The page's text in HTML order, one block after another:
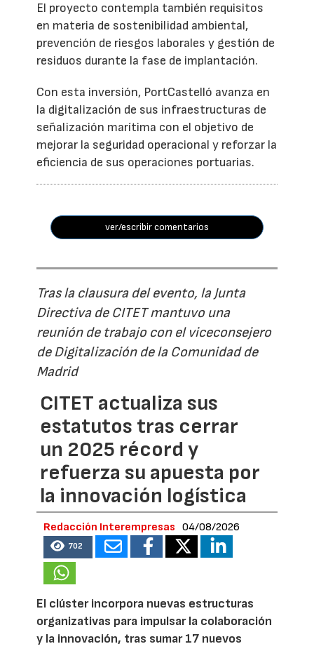
El proyecto contempla también requisitos
en materia de sostenibilidad ambiental,
prevención de riesgos laborales y gestión de
residuos durante la fase de implantación.
Con esta inversión, PortCastelló avanza en
la digitalización de sus infraestructuras de
señalización marítima con el objetivo de
mejorar la seguridad operacional y reforzar la
eficiencia de sus operaciones portuarias.
ver/escribir comentarios
Tras la clausura del evento, la Junta
Directiva de CITET mantuvo una
reunión de trabajo con el viceconsejero
de Digitalización de la Comunidad de
Madrid
CITET actualiza sus
estatutos tras cerrar
un 2025 récord y
refuerza su apuesta por
la innovación logística
Redacción Interempresas 04/08/2026
702
El clúster incorpora nuevas estructuras
organizativas para impulsar la colaboración
y la innovación, tras sumar 17 nuevos